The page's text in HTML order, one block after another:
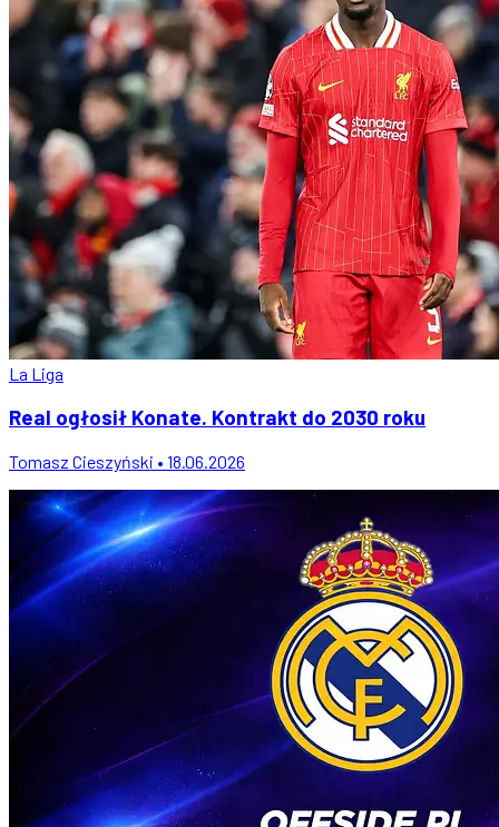
La Liga
Real ogłosił Konate. Kontrakt do 2030 roku
Tomasz Cieszyński • 18.06.2026